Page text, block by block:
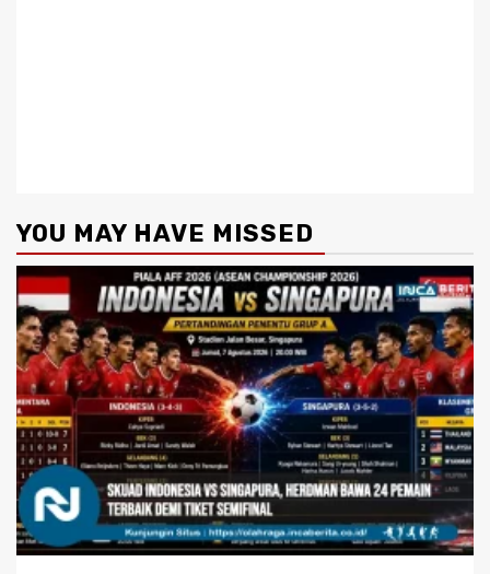
YOU MAY HAVE MISSED